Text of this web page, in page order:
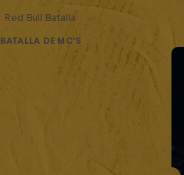
Red Bull Batalla
BATALLA DE MC'S